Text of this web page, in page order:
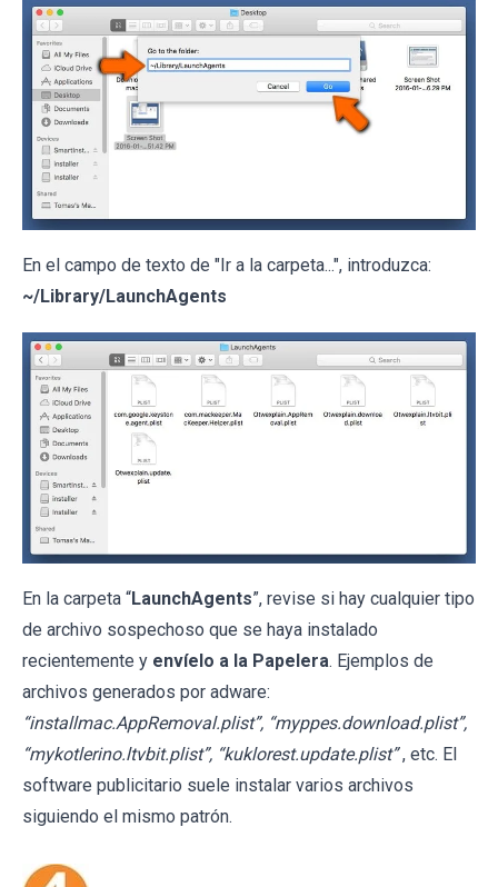
En el campo de texto de "Ir a la carpeta...", introduzca:
~/Library/LaunchAgents
En la carpeta “LaunchAgents”, revise si hay cualquier tipo
de archivo sospechoso que se haya instalado
recientemente y envíelo a la Papelera. Ejemplos de
archivos generados por adware:
“installmac.AppRemoval.plist”, “myppes.download.plist”,
“mykotlerino.ltvbit.plist”, “kuklorest.update.plist” , etc. El
software publicitario suele instalar varios archivos
siguiendo el mismo patrón.